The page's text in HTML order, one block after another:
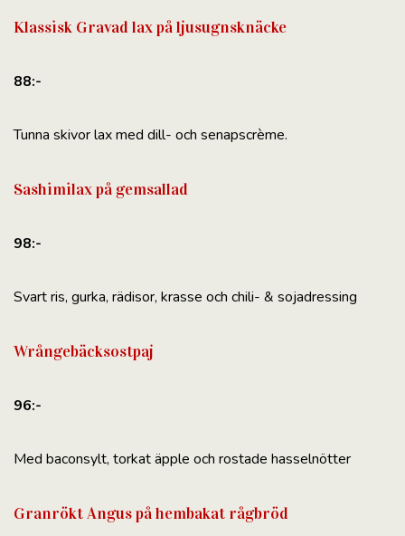
Klassisk Gravad lax på ljusugnsknäcke
88:-
Tunna skivor lax med dill- och senapscrème.
Sashimilax på gemsallad
98:-
Svart ris, gurka, rädisor, krasse och chili- & sojadressing
Wrångebäcksostpaj
96:-
Med baconsylt, torkat äpple och rostade hasselnötter
Granrökt Angus på hembakat rågbröd